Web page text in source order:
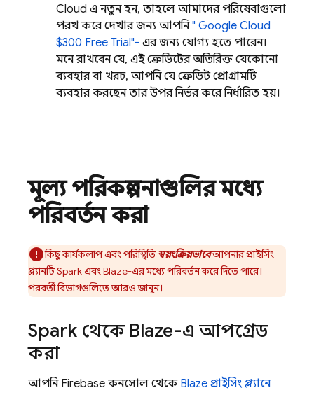
Cloud এ নতুন হন, তাহলে আমাদের পরিষেবাগুলো
পরখ করে দেখার জন্য আপনি" Google Cloud
$300 Free Trial"- এর জন্য যোগ্য হতে পারেন।
মনে রাখবেন যে, এই ক্রেডিটের অতিরিক্ত যেকোনো
ব্যবহার বা খরচ, আপনি যে ক্রেডিট প্রোগ্রামটি
ব্যবহার করছেন তার উপর নির্ভর করে নির্ধারিত হয়।
মূল্য পরিকল্পনাগুলির মধ্যে
পরিবর্তন করা
কিছু কার্যকলাপ এবং পরিস্থিতি স্বয়ংক্রিয়ভাবেআপনার প্রাইসিং
প্ল্যানটি Spark এবং Blaze-এর মধ্যে পরিবর্তন করে দিতে পারে।
পরবর্তী বিভাগগুলিতে আরও জানুন।
Spark থেকে Blaze-এ আপগ্রেড
করা
আপনি Firebase কনসোল থেকে Blaze প্রাইসিং প্ল্যানে